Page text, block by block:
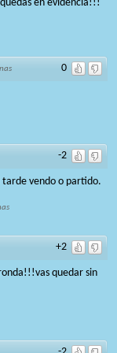
en evidencia!!!
0
-2
tarde vendo o partido.
+2
quedar sin